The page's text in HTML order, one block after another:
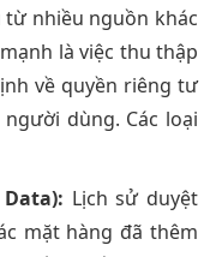
nhiều nguồn khác
là việc thu thập
về quyền riêng tư
dùng. Các loại
Lịch sử duyệt
mặt hàng đã thêm